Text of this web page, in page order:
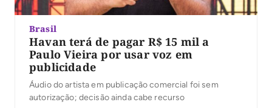
Brasil
Havan terá de pagar R$ 15 mil a
Paulo Vieira por usar voz em
publicidade
Áudio do artista em publicação comercial foi sem
autorização; decisão ainda cabe recurso